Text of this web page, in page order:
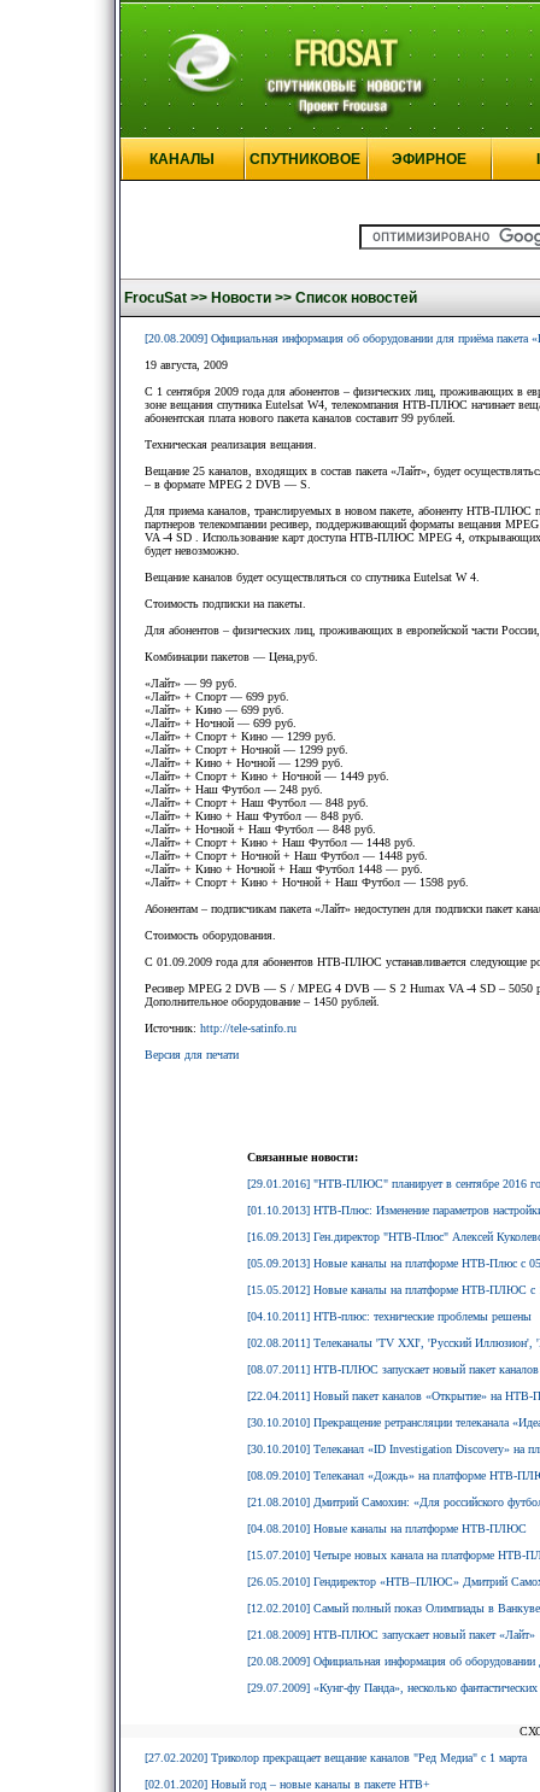
КАНАЛЫ СПУТНИКОВОЕ ЭФИРНОЕ
FrocuSat >> Новости >> Список новостей
[20.08.2009] Официальная информация об оборудовании для приёма пакета
19 августа, 2009
С 1 сентября 2009 года для абонентов – физических лиц, проживающих в
зоне вещания спутника Eutelsat W4, телекомпания НТВ-ПЛЮС начинает
абонентская плата нового пакета каналов составит 99 рублей.
Техническая реализация вещания.
Вещание 25 каналов, входящих в состав пакета «Лайт», будет
– в формате MPEG 2 DVB — S.
Для приема каналов, транслируемых в новом пакете, абоненту НТВ-ПЛЮС
партнеров телекомпании ресивер, поддерживающий форматы вещания
VA -4 SD . Использование карт доступа НТВ-ПЛЮС MPEG 4, открывающих
будет невозможно.
Вещание каналов будет осуществляться со спутника Eutelsat W 4.
Стоимость подписки на пакеты.
Для абонентов – физических лиц, проживающих в европейской части
Комбинации пакетов — Цена,руб.
«Лайт» — 99 руб.
«Лайт» + Спорт — 699 руб.
«Лайт» + Кино — 699 руб.
«Лайт» + Ночной — 699 руб.
«Лайт» + Спорт + Кино — 1299 руб.
«Лайт» + Спорт + Ночной — 1299 руб.
«Лайт» + Кино + Ночной — 1299 руб.
«Лайт» + Спорт + Кино + Ночной — 1449 руб.
«Лайт» + Наш Футбол — 248 руб.
«Лайт» + Спорт + Наш Футбол — 848 руб.
«Лайт» + Кино + Наш Футбол — 848 руб.
«Лайт» + Ночной + Наш Футбол — 848 руб.
«Лайт» + Спорт + Кино + Наш Футбол — 1448 руб.
«Лайт» + Спорт + Ночной + Наш Футбол — 1448 руб.
«Лайт» + Кино + Ночной + Наш Футбол 1448 — руб.
«Лайт» + Спорт + Кино + Ночной + Наш Футбол — 1598 руб.
Абонентам – подписчикам пакета «Лайт» недоступен для подписки пакет
Стоимость оборудования.
С 01.09.2009 года для абонентов НТВ-ПЛЮС устанавливается следующие
Ресивер MPEG 2 DVB — S / MPEG 4 DVB — S 2 Humax VA -4 SD – 5050
Дополнительное оборудование – 1450 рублей.
Источник: http://tele-satinfo.ru
Версия для печати
Связанные новости:
[29.01.2016] "НТВ-ПЛЮС" планирует в сентябре 2016
[01.10.2013] НТВ-Плюс: Изменение параметров
[16.09.2013] Ген.директор "НТВ-Плюс" Алексей
[05.09.2013] Новые каналы на платформе НТВ-Плюс с
[15.05.2012] Новые каналы на платформе НТВ-ПЛЮС с
[04.10.2011] НТВ-плюс: технические проблемы решены
[02.08.2011] Телеканалы 'TV XXI', 'Русский
[08.07.2011] НТВ-ПЛЮС запускает новый пакет
[22.04.2011] Новый пакет каналов «Открытие» на НТВ-
[30.10.2010] Прекращение ретрансляции телеканала
[30.10.2010] Телеканал «ID Investigation Discovery»
[08.09.2010] Телеканал «Дождь» на платформе НТВ-
[21.08.2010] Дмитрий Самохин: «Для российского
[04.08.2010] Новые каналы на платформе НТВ-ПЛЮС
[15.07.2010] Четыре новых канала на платформе НТВ-
[26.05.2010] Гендиректор «НТВ–ПЛЮС» Дмитрий
[12.02.2010] Самый полный показ Олимпиады в
[21.08.2009] НТВ-ПЛЮС запускает новый пакет «Лайт»
[20.08.2009] Официальная информация об
[29.07.2009] «Кунг-фу Панда», несколько
[27.02.2020] Триколор прекращает вещание каналов "Ред Медиа" с 1 марта
[02.01.2020] Новый год – новые каналы в пакете НТВ+